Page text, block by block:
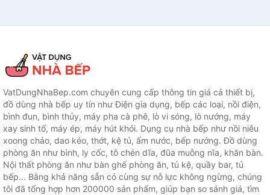
VatDungNhaBep.com chuyên cung cấp thông tin giá cả thiết bị,
đồ dùng nhà bếp uy tín như Điện gia dụng, bếp các loại, nồi điện,
bình đun, bình thủy, máy pha cà phê, lò vi sóng, lò nướng, máy
xay sinh tố, máy ép, máy hút khói. Dụng cụ nhà bếp như nồi niêu
xoong chảo, dao kéo, thớt, kệ tủ, ấm nước, bếp nướng. Đồ dùng
phòng ăn như bình, ly cốc, tô chén dĩa, đũa muỗng nĩa, khăn bàn.
Nội thất phòng ăn như bàn ghế phòng ăn, tủ kệ, quầy bar, tủ
bếp... Bằng khả năng sẵn có cùng sự nỗ lực không ngừng, chúng
tôi đã tổng hợp hơn 200000 sản phẩm, giúp bạn so sánh giá, tìm